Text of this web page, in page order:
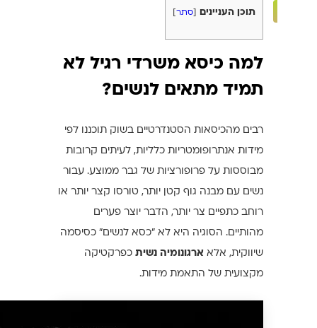
תוכן העניינים [סתר]
למה כיסא משרדי רגיל לא
תמיד מתאים לנשים?
רבים מהכיסאות הסטנדרטיים בשוק תוכננו לפי
מידות אנתרופומטריות כלליות, לעיתים קרובות
מבוססות על פרופורציות של גבר ממוצע. עבור
נשים עם מבנה גוף קטן יותר, טורסו קצר יותר או
רוחב כתפיים צר יותר, הדבר יוצר פערים
מהותיים. הסוגיה היא לא "כסא לנשים" כסיסמה
שיווקית, אלא ארגונומיה נשית כפרקטיקה
מקצועית של התאמת מידות.